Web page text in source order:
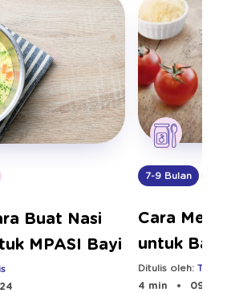
Buat Nasi
MPASI Bayi
7-9 Bulan
Cara
untuk Bayi
Ditulis oleh: Tim
4 min
09